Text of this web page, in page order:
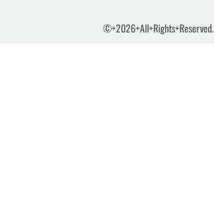
©+2026+All+Rights+Reserved.